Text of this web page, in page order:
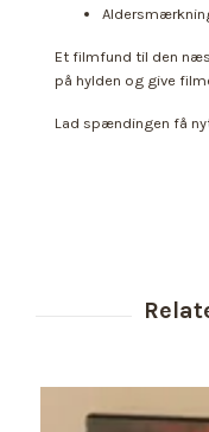
Et filmfund til den
på hylden og give
Lad spændingen få